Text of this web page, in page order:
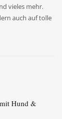
vieles mehr.
auch auf tolle
Hund &